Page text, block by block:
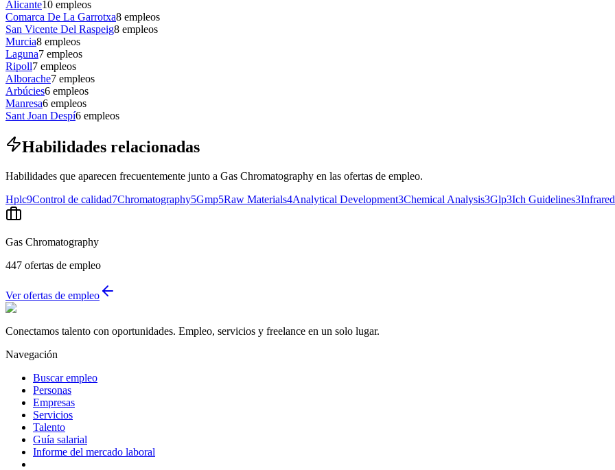
Alicante10 empleos
Comarca De La Garrotxa8 empleos
San Vicente Del Raspeig8 empleos
Murcia8 empleos
Laguna7 empleos
Ripoll7 empleos
Alborache7 empleos
Arbúcies6 empleos
Manresa6 empleos
Sant Joan Despí6 empleos
Habilidades relacionadas
Habilidades que aparecen frecuentemente junto a Gas Chromatography en las ofertas de empleo.
Hplc9Control de calidad7Chromatography5Gmp5Raw Materials4Analytical Development3Chemical Analysis3Glp3Ich Guidelines3
Gas Chromatography
447 ofertas de empleo
Ver ofertas de empleo
Conectamos talento con oportunidades. Empleo, servicios y freelance en un solo lugar.
Navegación
Buscar empleo
Personas
Empresas
Servicios
Talento
Guía salarial
Informe del mercado laboral